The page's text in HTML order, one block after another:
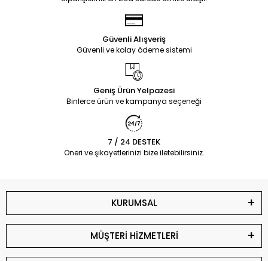
Güvenli Alışveriş
Güvenli ve kolay ödeme sistemi
Geniş Ürün Yelpazesi
Binlerce ürün ve kampanya seçeneği
7 / 24 DESTEK
Öneri ve şikayetlerinizi bize iletebilirsiniz.
KURUMSAL
MÜŞTERİ HİZMETLERİ